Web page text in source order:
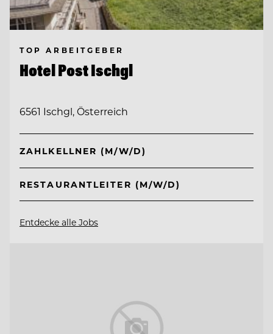
TOP ARBEITGEBER
Hotel Post Ischgl
6561 Ischgl, Österreich
ZAHLKELLNER (M/W/D)
RESTAURANTLEITER (M/W/D)
Entdecke alle Jobs